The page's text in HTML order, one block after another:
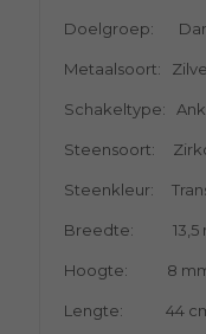
Doelgroep:
Metaalsoort:
Schakeltype:
Steensoort:
Steenkleur:
Breedte: 13,5
Hoogte: 8
Lengte: 44